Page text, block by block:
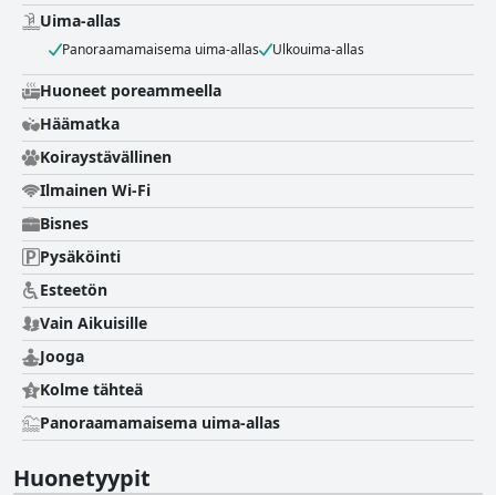
Uima-allas
Panoraamamaisema uima-allas Ulkouima-allas
Huoneet poreammeella
Häämatka
Koiraystävällinen
Ilmainen Wi-Fi
Bisnes
Pysäköinti
Esteetön
Vain Aikuisille
Jooga
Kolme tähteä
Panoraamamaisema uima-allas
Huonetyypit